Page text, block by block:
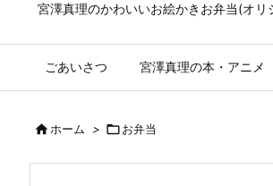
宮澤真理のかわいいお絵かきお弁当(オ
ごあいさつ 宮澤真理の本・アニメ
ホーム > お弁当